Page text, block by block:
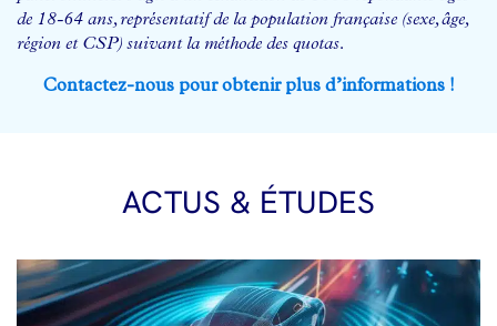
de 18-64 ans, représentatif de la population française (sexe, âge,
région et CSP) suivant la méthode des quotas.
Contactez-nous pour obtenir plus d’informations !
ACTUS & ÉTUDES